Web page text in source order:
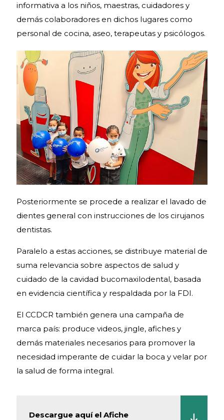
informativa a los niños, maestras, cuidadores y
demás colaboradores en dichos lugares como
personal de cocina, aseo, terapeutas y psicólogos.
Posteriormente se procede a realizar el lavado de
dientes general con instrucciones de los cirujanos
dentistas.
Paralelo a estas acciones, se distribuye material de
suma relevancia sobre aspectos de salud y
cuidado de la cavidad bucomaxilodental, basada
en evidencia científica y respaldada por la FDI.
El CCDCR también genera una campaña de
marca país: produce videos, jingle, afiches y
demás materiales necesarios para promover la
necesidad imperante de cuidar la boca y velar por
la salud de forma integral.
Descargue aquí el Afiche